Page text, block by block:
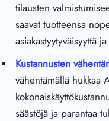
tilausten
saavat tuotteensa
asiakastyytyväisyyttä
Kustannusten
vähentämällä hukkaa
säästöjä ja parantaa